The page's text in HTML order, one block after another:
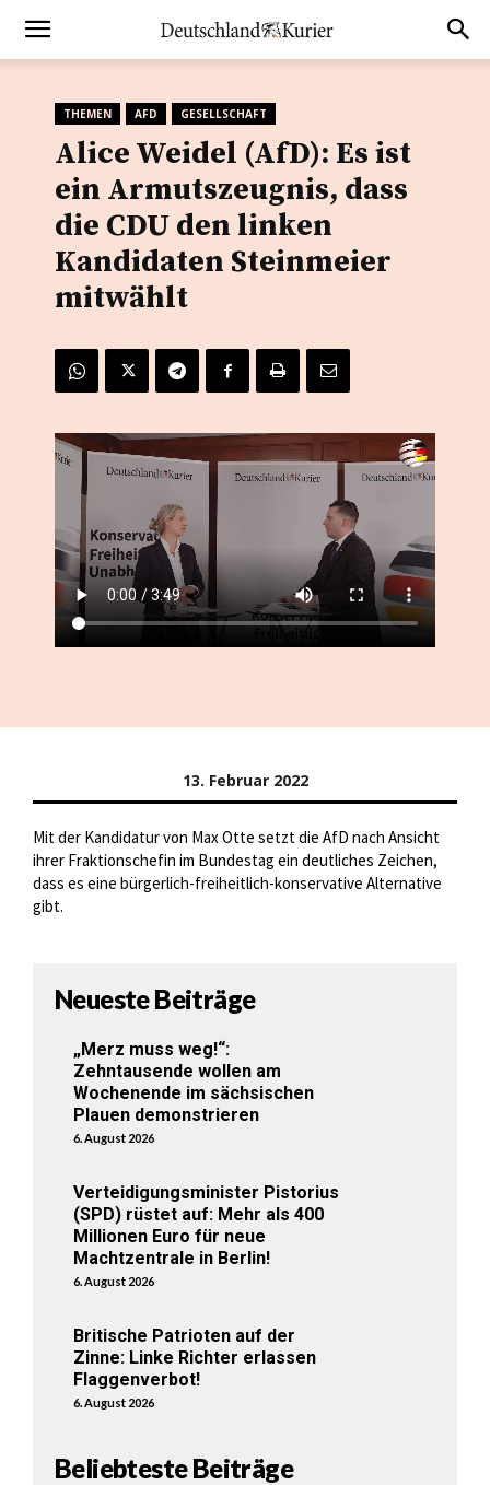
THEMEN AFD GESELLSCHAFT
Alice Weidel (AfD): Es ist
ein Armutszeugnis, dass
die CDU den linken
Kandidaten Steinmeier
mitwählt
13. Februar 2022
Mit der Kandidatur von Max Otte setzt die AfD nach Ansicht
ihrer Fraktionschefin im Bundestag ein deutliches Zeichen,
dass es eine bürgerlich-freiheitlich-konservative Alternative
gibt.
Neueste Beiträge
„Merz muss weg!“:
Zehntausende wollen am
Wochenende im sächsischen
Plauen demonstrieren
6. August 2026
Verteidigungsminister Pistorius
(SPD) rüstet auf: Mehr als 400
Millionen Euro für neue
Machtzentrale in Berlin!
6. August 2026
Britische Patrioten auf der
Zinne: Linke Richter erlassen
Flaggenverbot!
6. August 2026
Beliebteste Beiträge